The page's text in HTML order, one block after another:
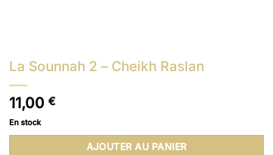
La Sounnah 2 – Cheikh Raslan
11,00 €
En stock
AJOUTER AU PANIER